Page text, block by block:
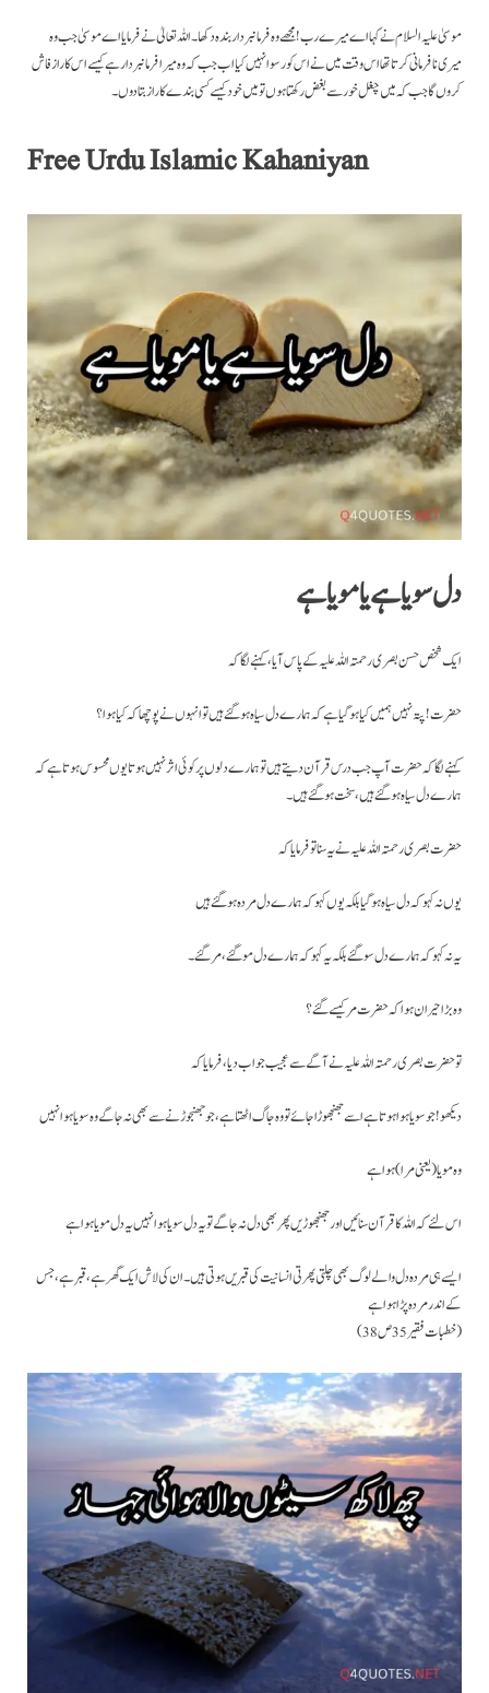
موسیٰ علیہ السلام نے کہا اے میرے رب! مجھے وہ فرمانبردار بندہ دکھا۔ اللہ تعالیٰ نے فرمایا اے موسیٰ جب وہ
میری نافرمانی کرتا تھا اس وقت میں نے اس کو رسوا نہیں کیا اب جب کہ وہ میرا فرمانبردار ہے کیسے اس کا راز فاش
کروں گا جب کہ میں چغل خور سے بغض رکھتا ہوں تو میں خود کیسے کسی بندے کا راز بتادوں۔
Free Urdu Islamic Kahaniyan
دل سویا ہے یا مویا ہے
ایک شخص حسن بصری رحمتہ اللہ علیہ کے پاس آیا، کہنے لگا کہ
حضرت ! پتہ نہیں ہمیں کیا ہو گیا ہے کہ ہمارے دل سیاہ ہو گئے ہیں تو انہوں نے پوچھا کہ کیا ہوا؟
کہنے لگا کہ حضرت آپ جب درس قرآن دیتے ہیں تو ہمارے دلوں پر کوئی اثر نہیں ہوتا یوں محسوس ہوتا ہے کہ
ہمارے دل سیاہ ہو گئے ہیں، سخت ہو گئے ہیں۔
حضرت بصری رحمتہ اللہ علیہ نے یہ سنا تو فرمایا کہ
یوں نہ کہو کہ دل سیاہ ہو گیا بلکہ یوں کہو کہ ہمارے دل مردہ ہو گئے ہیں
یہ نہ کہو کہ ہمارے دل سو گئے بلکہ یہ کہو کہ ہمارے دل مو گئے ، مر گئے۔
وہ بڑا حیران ہوا کہ حضرت مر کیسے گئے؟
تو حضرت بصری رحمتہ اللہ علیہ نے آگے سے عجیب جواب دیا، فرمایا کہ
دیکھو ! جوسویا ہوا ہوتا ہے اسے جھنجھوڑا جائے تو وہ جاگ اٹھتا ہے، جو جھنجوڑنے سے بھی نہ جاگے وہ سویا ہوا نہیں
وہ مویا ( یعنی مرا )ہوا ہے
اس لئے کہ اللہ کا قرآن سنائیں اور جھنجھوڑیں پھر بھی دل نہ جاگے تو یہ دل سویا ہوا نہیں یہ دل مویا ہوا ہے
ایسے ہی مردہ دل والے لوگ بھی چلتی پھرتی انسانیت کی قبریں ہوتی ہیں۔ ان کی لاش ایک گھر ہے، قبر ہے، جس
کے اندر مردہ پڑا ہوا ہے
(خطبات فقیر 35 ص 38)